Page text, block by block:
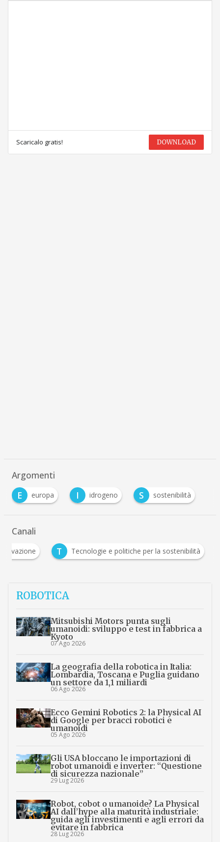
Scaricalo gratis! DOWNLOAD
Argomenti
E
europa I idrogeno S sostenibilità
Canali
T Tecnologie e politiche per la sostenibilità
ROBOTICA
Mitsubishi Motors punta sugli
umanoidi: sviluppo e test in fabbrica a
Kyoto
07 Ago 2026
La geografia della robotica in Italia:
Lombardia, Toscana e Puglia guidano
un settore da 1,1 miliardi
06 Ago 2026
Ecco Gemini Robotics 2: la Physical AI
di Google per bracci robotici e
umanoidi
05 Ago 2026
Gli USA bloccano le importazioni di
robot umanoidi e inverter: “Questione
di sicurezza nazionale”
29 Lug 2026
Robot, cobot o umanoide? La Physical
AI dall’hype alla maturità industriale:
guida agli investimenti e agli errori da
evitare in fabbrica
28 Lug 2026